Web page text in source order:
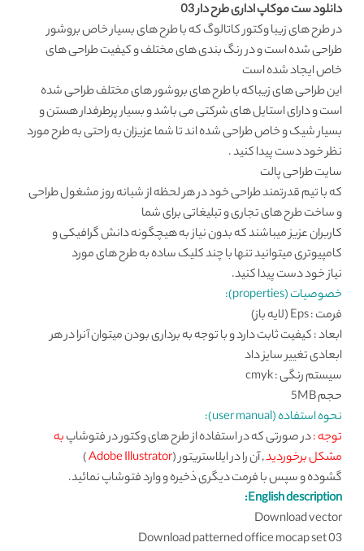
دانلود ست موکاپ اداری طرح دار 03
در طرح های زیباوکتور کاتالوگکه با طرح های بسیار خاص بروشور
طراحی شده است و در رنگ بندی های مختلف و کیفیت طراحی های
خاص ایجاد شده است
این طراحی های زیباکه با طرح های بروشور های مختلف طراحی شده
است و دارای استایل های شرکتی می باشد و بسیار پرطرفدار هستن و
بسیار شیک و خاص طراحی شده اند تا شما عزیزان به راحتی به طرح مورد
نظر خود دست پیدا کنید .
سایت طراحیپالت
که با تیم قدرتمند طراحی خود در هر لحظه از شبانه روز مشغول طراحی
و ساخت طرح های تجاری و تبلیغاتی برای شما
کاربران عزیز میباشند که بدون نیاز به هیچگونه دانش گرافیکی و
کامپیوتری میتوانید تنها با چند کلیک ساده به طرح های مورد
نیاز خود دست پیدا کنید.
خصوصیات (properties):
فرمت : Eps (لایه باز)
ابعاد : کیفیت ثابت دارد و با توجه به برداری بودن میتوان آنرا در هر
ابعادی تغییر سایز داد
سیستم رنگی : cmyk
حجم 5MB
نحوه استفاده (user manual):
توجه :در صورتی که در استفاده از طرح های وکتور در فتوشاپبه
مشکل برخوردید, آن را در ایلاستریتور (Adobe Illustrator
)
گشوده و سپس با فرمت دیگری ذخیره و وارد فتوشاپ نمائید.
English description:
Download vector
Download patterned office mocap set 03